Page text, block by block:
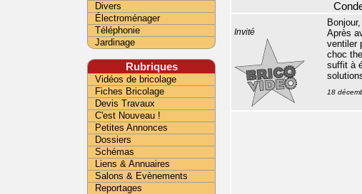
Invité
Bonjour,
Après
ventiler
choc
suffit à
18
Divers
Électroménager
Téléphonie
Jardinage
Rubriques
Vidéos de bricolage
Fiches Bricolage
Devis Travaux
C'est Nouveau !
Petites Annonces
Dossiers
Schémas
Liens & Annuaires
Salons & Evènements
Reportages